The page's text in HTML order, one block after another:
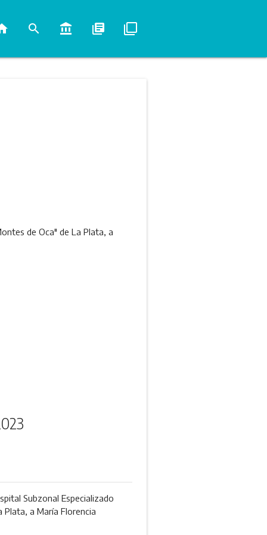
search account_balance library_books filter_none
de Oca" de La Plata, a
Subzonal Especializado
Plata, a María Florencia